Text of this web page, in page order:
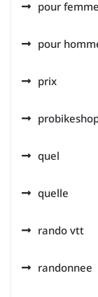
pour femme
pour
prix
quel
quelle
rando vtt
randonnee